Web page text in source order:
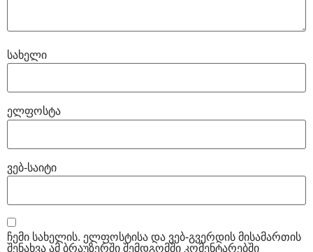
სახელი
ელფოსტა
ვებ-საიტი
ჩემი სახელის. ელფოსტისა და ვებ-გვერდის მისამართის
შენახვა ამ ბრაუზერში შემდგომში კომენტარებში